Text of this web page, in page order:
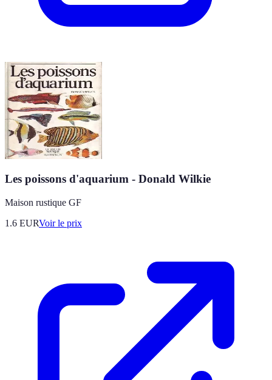
Les poissons d'aquarium - Donald Wilkie
Maison rustique GF
1.6 EURVoir le prix